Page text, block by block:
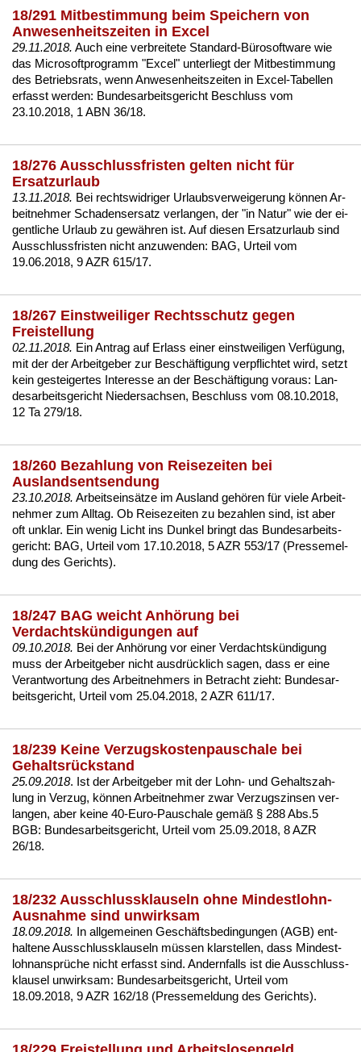
18/291 Mitbestimmung beim Speichern von
Anwesenheitszeiten in Excel
29.11.2018. Auch ei­ne ver­brei­te­te Stan­dard-Büro­soft­ware wie
das Mi­cro­soft­pro­gramm "Ex­cel" un­ter­liegt der Mit­be­stim­mung
des Be­triebs­rats, wenn An­we­sen­heits­zei­ten in Ex­cel-Ta­bel­len
er­fasst wer­den: Bun­des­ar­beits­ge­richt Be­schluss vom
23.10.2018, 1 ABN 36/18.
18/276 Ausschlussfristen gelten nicht für
Ersatzurlaub
13.11.2018. Bei rechts­wid­ri­ger Ur­laubs­ver­wei­ge­rung können Ar­
beit­neh­mer Scha­dens­er­satz ver­lan­gen, der "in Na­tur" wie der ei­
gent­li­che Ur­laub zu gewähren ist. Auf die­sen Er­satz­ur­laub sind
Aus­schluss­fris­ten nicht an­zu­wen­den: BAG, Ur­teil vom
19.06.2018, 9 AZR 615/17.
18/267 Einstweiliger Rechtsschutz gegen
Freistellung
02.11.2018. Ein An­trag auf Er­lass ei­ner einst­wei­li­gen Verfügung,
mit der der Ar­beit­ge­ber zur Beschäfti­gung ver­pflich­tet wird, setzt
kein ge­stei­ger­tes In­ter­es­se an der Beschäfti­gung vor­aus: Lan­
des­ar­beits­ge­richt Nie­der­sach­sen, Be­schluss vom 08.10.2018,
12 Ta 279/18.
18/260 Bezahlung von Reisezeiten bei
Auslandsentsendung
23.10.2018. Ar­beitseinsätze im Aus­land gehören für vie­le Ar­beit­
neh­mer zum All­tag. Ob Rei­se­zei­ten zu be­zah­len sind, ist aber
oft un­klar. Ein we­nig Licht ins Dun­kel bringt das Bun­des­ar­beits­
ge­richt: BAG, Ur­teil vom 17.10.2018, 5 AZR 553/17 (Pres­se­mel­
dung des Ge­richts).
18/247 BAG weicht Anhörung bei
Verdachtskündigungen auf
09.10.2018. Bei der Anhörung vor ei­ner Ver­dachtskündi­gung
muss der Ar­beit­ge­ber nicht aus­drück­lich sa­gen, dass er ei­ne
Ver­ant­wor­tung des Ar­beit­neh­mers in Be­tracht zieht: Bun­des­ar­
beits­ge­richt, Ur­teil vom 25.04.2018, 2 AZR 611/17.
18/239 Keine Verzugskostenpauschale bei
Gehaltsrückstand
25.09.2018. Ist der Ar­beit­ge­ber mit der Lohn- und Ge­halts­zah­
lung in Ver­zug, können Ar­beit­neh­mer zwar Ver­zugs­zin­sen ver­
lan­gen, aber kei­ne 40-Eu­ro-Pau­scha­le gemäß § 288 Abs.5
BGB: Bun­des­ar­beits­ge­richt, Ur­teil vom 25.09.2018, 8 AZR
26/18.
18/232 Ausschlussklauseln ohne Mindestlohn-
Ausnahme sind unwirksam
18.09.2018. In all­ge­mei­nen Geschäfts­be­din­gun­gen (AGB) ent­
hal­te­neAus­schluss­klau­seln müssen klar­stel­len, dass Min­dest­
lohn­ansprüche nicht er­fasst sind. An­dern­falls ist die Aus­schluss­
klau­sel un­wirk­sam: Bun­des­ar­beits­ge­richt, Ur­teil vom
18.09.2018, 9 AZR 162/18 (Pres­se­mel­dung des Ge­richts).